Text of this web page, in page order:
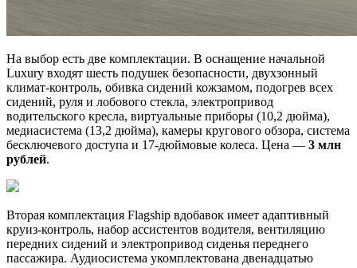
На выбор есть две комплектации. В оснащение начальной
Luxury входят шесть подушек безопасности, двухзонный
климат-контроль, обивка сидений кожзамом, подогрев всех
сидений, руля и лобового стекла, электропривод
водительского кресла, виртуальные приборы (10,2 дюйма),
медиасистема (13,2 дюйма), камеры кругового обзора, система
бесключевого доступа и 17-дюймовые колеса. Цена — 3 млн
рублей.
Вторая комплектация Flagship вдобавок имеет адаптивный
круиз-контроль, набор ассистентов водителя, вентиляцию
передних сидений и электропривод сиденья переднего
пассажира. Аудиосистема укомплектована двенадцатью